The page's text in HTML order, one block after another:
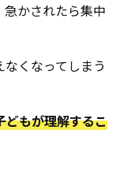
かされたら集中
くなってしまう
どもが理解するこ